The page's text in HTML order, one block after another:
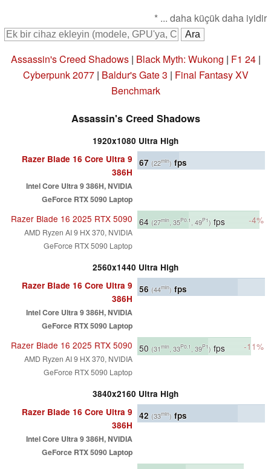
* ... daha küçük daha iyidir
Assassin's Creed Shadows| Black Myth: Wukong | F1 24|
Cyberpunk 2077| Baldur's Gate 3 | Final Fantasy XV
Benchmark
Assassin's Creed Shadows
1920x1080 Ultra High
Razer Blade 16 Core Ultra 9
386H
Intel Core Ultra 9 386H, NVIDIA
GeForce RTX 5090 Laptop
67 (22min) fps
Razer Blade 16 2025 RTX 5090
AMD Ryzen AI 9 HX 370, NVIDIA
GeForce RTX 5090 Laptop
64 (27min , 35P0.1, 49P1)fps -4%
2560x1440 Ultra High
Razer Blade 16 Core Ultra 9
386H
Intel Core Ultra 9 386H, NVIDIA
GeForce RTX 5090 Laptop
56 (44min) fps
Razer Blade 16 2025 RTX 5090
AMD Ryzen AI 9 HX 370, NVIDIA
GeForce RTX 5090 Laptop
50 (31min , 33P0.1 , 39P1)fps -11%
3840x2160 Ultra High
Razer Blade 16 Core Ultra 9
386H
Intel Core Ultra 9 386H, NVIDIA
GeForce RTX 5090 Laptop
42 (33min) fps